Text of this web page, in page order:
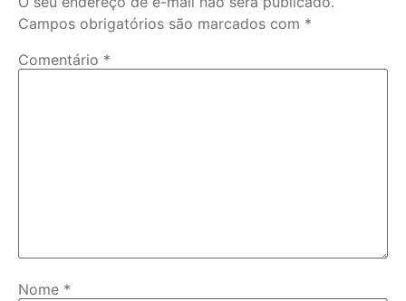
Campos obrigatórios são marcados com *
Comentário *
Nome *